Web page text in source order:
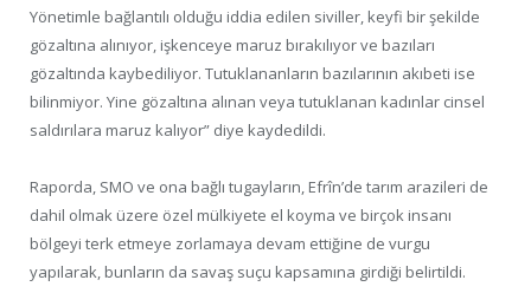
Yönetimle bağlantılı olduğu iddia edilen siviller, keyfi bir şekilde
gözaltına alınıyor, işkenceye maruz bırakılıyor ve bazıları
gözaltında kaybediliyor. Tutuklananların bazılarının akıbeti ise
bilinmiyor. Yine gözaltına alınan veya tutuklanan kadınlar cinsel
saldırılara maruz kalıyor” diye kaydedildi.
Raporda, SMO ve ona bağlı tugayların, Efrîn’de tarım arazileri de
dahil olmak üzere özel mülkiyete el koyma ve birçok insanı
bölgeyi terk etmeye zorlamaya devam ettiğine de vurgu
yapılarak, bunların da savaş suçu kapsamına girdiği belirtildi.